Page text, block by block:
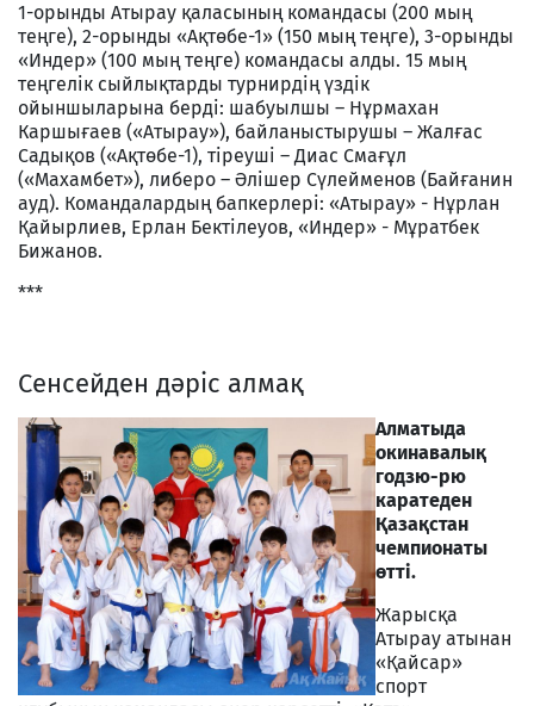
1-орынды Атырау қаласының командасы (200 мың
теңге), 2-орынды «Ақтөбе-1» (150 мың теңге), 3-орынды
«Индер» (100 мың теңге) командасы алды. 15 мың
теңгелік сыйлықтарды турнирдің үздік
ойыншыларына берді: шабуылшы – Нұрмахан
Каршығаев («Атырау»), байланыстырушы – Жалғас
Садықов («Ақтөбе-1), тіреуші – Диас Смағұл
(«Махамбет»), либеро – Әлішер Сүлейменов (Байғанин
ауд). Командалардың бапкерлері: «Атырау» - Нұрлан
Қайырлиев, Ерлан Бектілеуов, «Индер» - Мұратбек
Бижанов.
***
Сенсейден дәріс алмақ
Алматыда
окинавалық
годзю-рю
каратеден
Қазақстан
чемпионаты
өтті.
Жарысқа
Атырау атынан
«Қайсар»
спорт